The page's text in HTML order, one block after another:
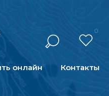
0
онлайн Контакты